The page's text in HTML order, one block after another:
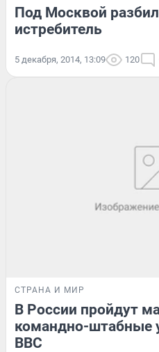
Под Москвой
истребитель
5 декабря, 2014, 13:09 120
СТРАНА И МИР
В России пройдут
командно-штабные
ВВС